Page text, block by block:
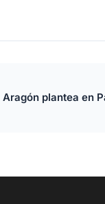
Aragón plantea en